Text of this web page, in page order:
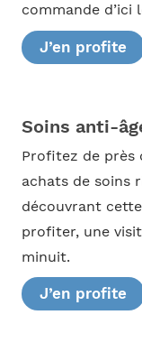
commande d’ici
J’en profite
Soins anti-
Profitez de près
achats de soins
découvrant
profiter, une
minuit.
J’en profite